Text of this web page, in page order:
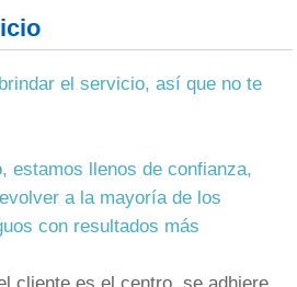
el servicio, así que no te
estamos llenos de confianza,
a la mayoría de los
con resultados más